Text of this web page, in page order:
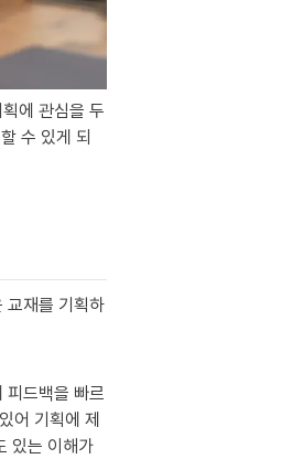
에 관심을 두
수 있게 되
교재를 기획하
피드백을 빠르
어 기획에 제
있는 이해가